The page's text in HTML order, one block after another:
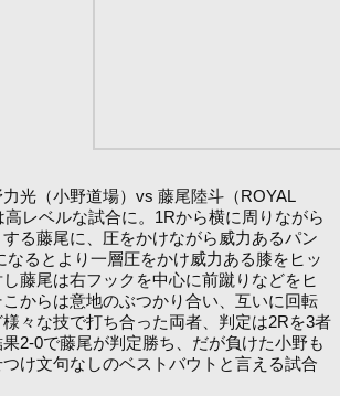
光（小野道場）vs 藤尾陸斗（ROYAL
レベルな試合に。1Rから横に周りながら
る藤尾に、圧をかけながら威力あるパン
なるとより一層圧をかけ威力ある膝をヒッ
藤尾は右フックを中心に前蹴りなどをヒ
からは意地のぶつかり合い、互いに回転
々な技で打ち合った両者、判定は2Rを3者
2-0で藤尾が判定勝ち、だが負けた小野も
け文句なしのベストバウトと言える試合